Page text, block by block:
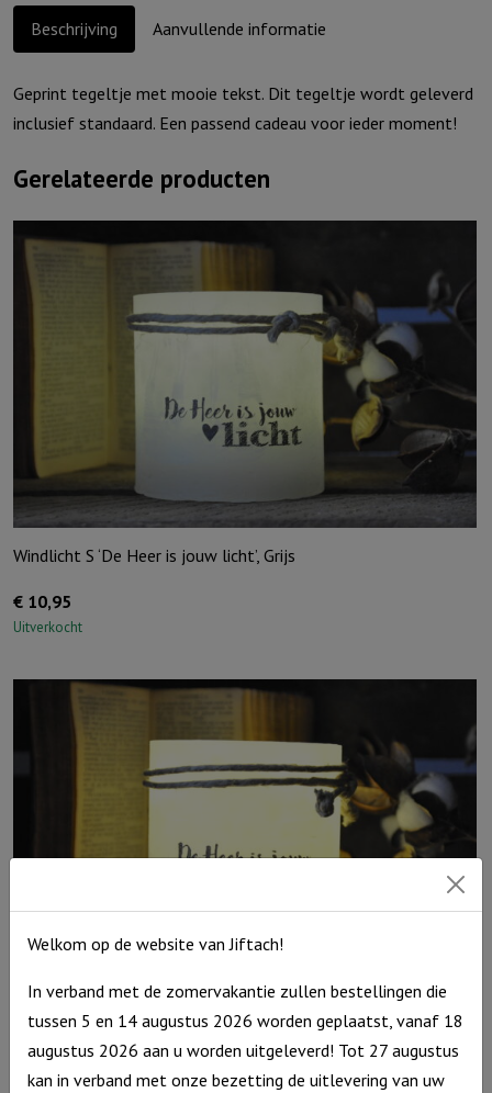
aantal
Beschrijving Aanvullende informatie
Geprint tegeltje met mooie tekst. Dit tegeltje wordt geleverd
inclusief standaard. Een passend cadeau voor ieder moment!
Gerelateerde producten
Windlicht S ‘De Heer is jouw licht’, Grijs
€ 10,95
Uitverkocht
Windlicht S ‘De Heer is jouw licht’, Ivoor
10,95
Op voorraad
Windlicht
S
Welkom op de website van Jiftach!
In verband met de zomervakantie zullen bestellingen die
tussen 5 en 14 augustus 2026 worden geplaatst, vanaf 18
augustus 2026 aan u worden uitgeleverd! Tot 27 augustus
kan in verband met onze bezetting de uitlevering van uw